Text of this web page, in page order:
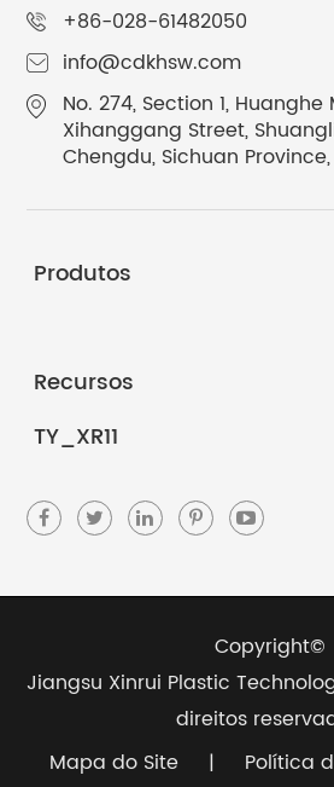
+86-028-61482050
info@cdkhsw.com
No. 274, Section 1,
Xihanggang Street,
Chengdu, Sichuan
Produtos
Recursos
TY_XR11
Copyright©
Jiangsu Xinrui Plastic
direitos
Mapa do Site
| Política